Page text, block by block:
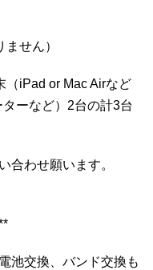
せん）
（iPad or Mac Airなど
ーなど）2台の計3台
合わせ願います。
池交換、バンド交換も